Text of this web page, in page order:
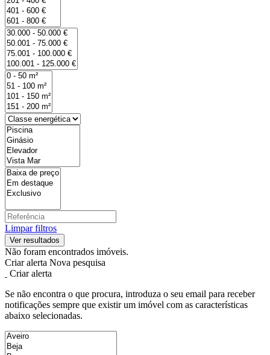
Limpar filtros
Não foram encontrados imóveis.
Criar alerta Nova pesquisa
Criar alerta
Se não encontra o que procura, introduza o seu email para receber
notificações sempre que existir um imóvel com as características
abaixo selecionadas.